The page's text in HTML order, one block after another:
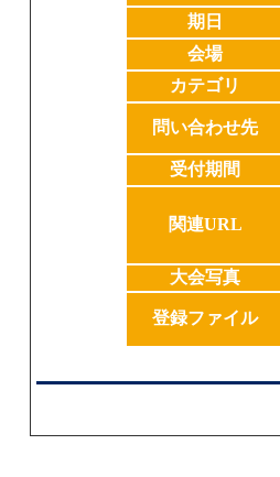
期日
会場
カテゴリ
問い合わせ先
受付期間
関連URL
大会写真
登録ファイル